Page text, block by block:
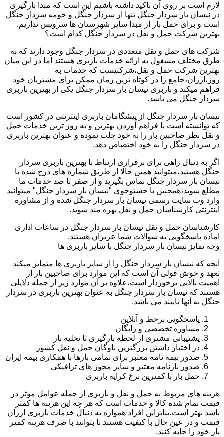
لازم است بر روی آن تاکید داشته باشیم این است که مبدا بارگیری
در نیسان بار سردار جنگل تنها از سردار جنگل و حومه سردار جنگل
است و برای حمل بار از مبدا سایر شهرستان ها سرویس نداریم.
بهترین شرکت حمل و نقل در سردار جنگل کدام است؟
شرکت های حمل و نقل متعددی در سردار جنگل وجود دارند که به
طرق مختلف مشغول به ارائه خدمات باربری هستند اما در این میان
بهترین شرکت حمل و نقل،شرکتیست که خدمات به
روز،ارزان،جامع را در کوتاه ترین زمان ممکن برای مشتریان خود
فراهم میکند و باربری نیسان بار سردار جنگل یکی از بهترین باربری
سردار جنگل می باشد.
نیسان بار سردار جنگل از پیشگامان باربری اینترنتی در کشور است
که توانسته است با فراهم آوردن بهترین و به روز ترین خدمات حمل
و نقل نظر صاحبین بار را به خود جلب نموده و عنوان بهترین باربری
در سردار جنگل را به خود اختصاص دهد.
اگر به دنبال راهی برای برقراری ارتباط با بهترین باربری سردار
جنگل هستید،میتوانید همین حالا از طریق شماره های درج شده با
نیسان بار سردار جنگل تماس بگیرید و از صفر تا صد خدمات ما
مطلع شوید،همچنین با جستوجوی "نیسان بار سردار جنگل" میتوانید
وارد وب سایت رسمی نیسان بار سردار جنگل شده و از مشاوره
اینترنتی کارشناسان حمل و نقل بهره مند شوید.
کارشناسان حمل و نقل نیسان بار سردار جنگل در ساعات اداری
اماده پاسخگویی به سوالات شما عزیران هستند.
وجه تمایز نیسان بار سردار جنگل با سایر باربری ها
آنچه که نیسان بار سردار جنگل را از سایر باربری ها متمایز میکند
تعهد و خوش قولی آن است که این موارد برای صاحبین بار از
اهمیت بالایی برخوردار است،علاوه بر آن موارد زیر از جمله دلایلی
هستند که نیسان بار سردار جنگل به عنوان بهترین باربری در سردار
جنگل به آنها پایبند می باشد.
پاسخگویی برخط و آنلاین
مشاوره تخصصی و رایگان
پشتیبانی مشتری از لحظه بارگیری تا تخلیه بار
در اختیار داشتن بزرگترین ناوگان حمل و نقل کشور
صدور بیمه نامه معتبر برای تمامی بارها با همکاری بیمه ایران
صدور بارنامه معتبر و سایر مجوز های ترافیکی
حمل بار با کمترین نرخ کرایه باربری
هزینه های مربوط به حمل و نقل و باربری از جمله عوامل موثر در
قیمت تمام شده کالا و خدمات است که هر چه این هزینه ها کمتر
باشد بهتر است،بنابراین افراد همواره به دنبال خدمات باربری ارزان
قیمت و در عین حال با کیفیت هستند تا بتوانند با صرف هزینه کمتر
بار خود را جابه کنند.